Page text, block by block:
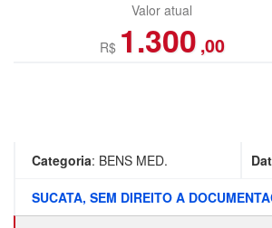
Valor atual
R$ 1.300 ,00
Categoria: BENS MED.
SUCATA, SEM DIREITO A